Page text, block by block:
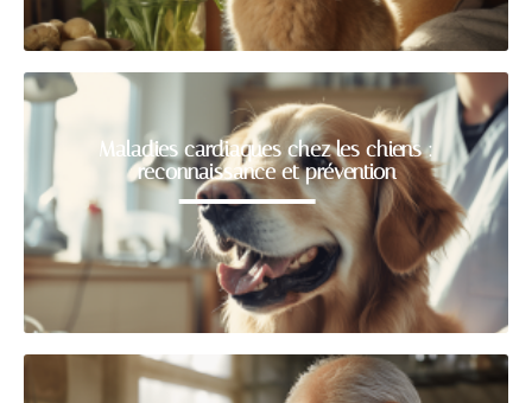
Maladies cardiaques chez les chiens :
reconnaissance et prévention